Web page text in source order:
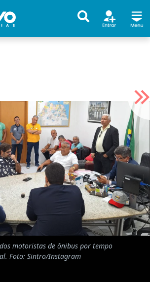
motoristas de ônibus por tempo
Foto: Sintro/Instagram